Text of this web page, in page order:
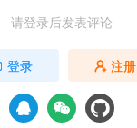
请登录后发表评论
登录 注册